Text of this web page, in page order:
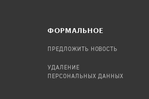
ФОРМАЛЬНОЕ
ПРЕДЛОЖИТЬ НОВОСТЬ
УДАЛЕНИЕ
ПЕРСОНАЛЬНЫХ ДАННЫХ